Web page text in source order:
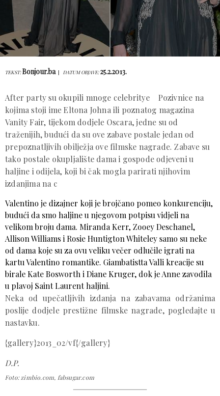
TEKST:Bonjour.ba DATUM OBJAVE:25.2.2013.
After party su okupili mnoge celebritye Pozivnice na
kojima stoji ime Eltona Johna ili poznatog magazina
Vanity Fair, tijekom dodjele Oscara, jedne su od
traženijih, budući da su ove zabave postale jedan od
prepoznatljivih obilježja ove filmske nagrade. Zabave su
tako postale okupljalište dama i gospode odjeveni u
haljine i odijela, koji bi čak mogla parirati njihovim
izdanjima na c
Valentino je dizajner koji je brojčano pomeo konkurenciju,
budući da smo haljine u njegovom potpisu vidjeli na
velikom broju dama. Miranda Kerr, Zooey Deschanel,
Allison Williams i Rosie Huntigton Whiteley samo su neke
od dama koje su za ovu veliku večer odlučile igrati na
kartu Valentino romantike. Giambatistta Valli kreacije su
birale Kate Bosworth i Diane Kruger, dok je Anne zavodila
u plavoj Saint Laurent haljini.
Neka od upečatljivih izdanja na zabavama održanima
poslije dodjele prestižne filmske nagrade, pogledajte u
nastavku.
{gallery}2013_02/vf{/gallery}
D.P.
Foto: zimbio.com, fabsugar.com